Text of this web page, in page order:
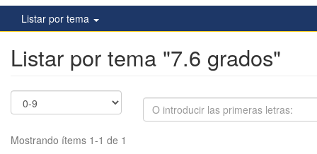
Listar por tema
Listar por tema "7.6 grados"
Mostrando ítems 1-1 de 1